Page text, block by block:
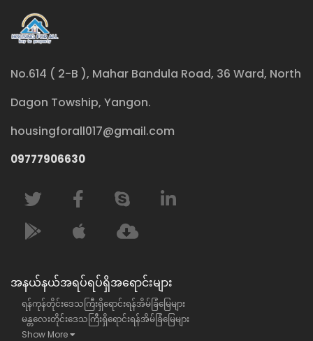
No.614 ( 2-B ), Mahar Bandula Road, 36 Ward, North
Dagon Towship, Yangon.
housingforall017@gmail.com
09777906630
အနယ်နယ်အရပ်ရပ်ရှိအရောင်းများ
ရန်ကုန်တိုင်းဒေသကြီးရှိရောင်းရန်အိမ်ခြံမြေများ
မန္တလေးတိုင်းဒေသကြီးရှိရောင်းရန်အိမ်ခြံမြေများ
Show More